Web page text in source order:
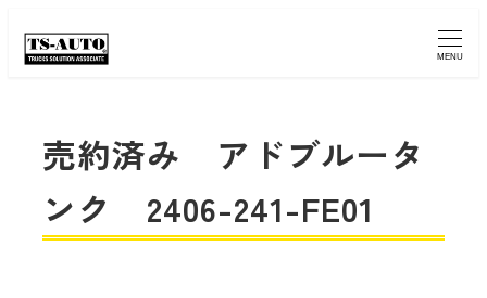
MENU
売約済み アドブルータ
ンク 2406-241-FE01